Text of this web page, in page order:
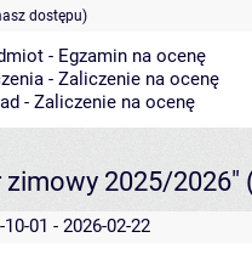
dostępu)
- Egzamin na ocenę
- Zaliczenie na ocenę
- Zaliczenie na ocenę
2025/2026"
10-01 - 2026-02-22